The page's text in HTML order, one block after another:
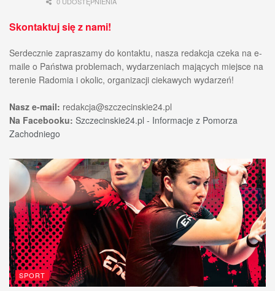
Skontaktuj się z nami!
Serdecznie zapraszamy do kontaktu, nasza redakcja czeka na e-
maile o Państwa problemach, wydarzeniach mających miejsce na
terenie Radomia i okolic, organizacji ciekawych wydarzeń!
Nasz e-mail: redakcja@szczecinskie24.pl
Na Facebooku: Szczecinskie24.pl - Informacje z Pomorza
Zachodniego
SPORT